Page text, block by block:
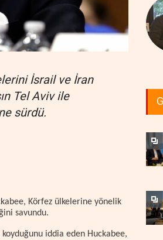
İsrail ve İran
Tel Aviv ile
sürdü.
Körfez ülkelerine yönelik
savundu.
iddia eden Huckabee,